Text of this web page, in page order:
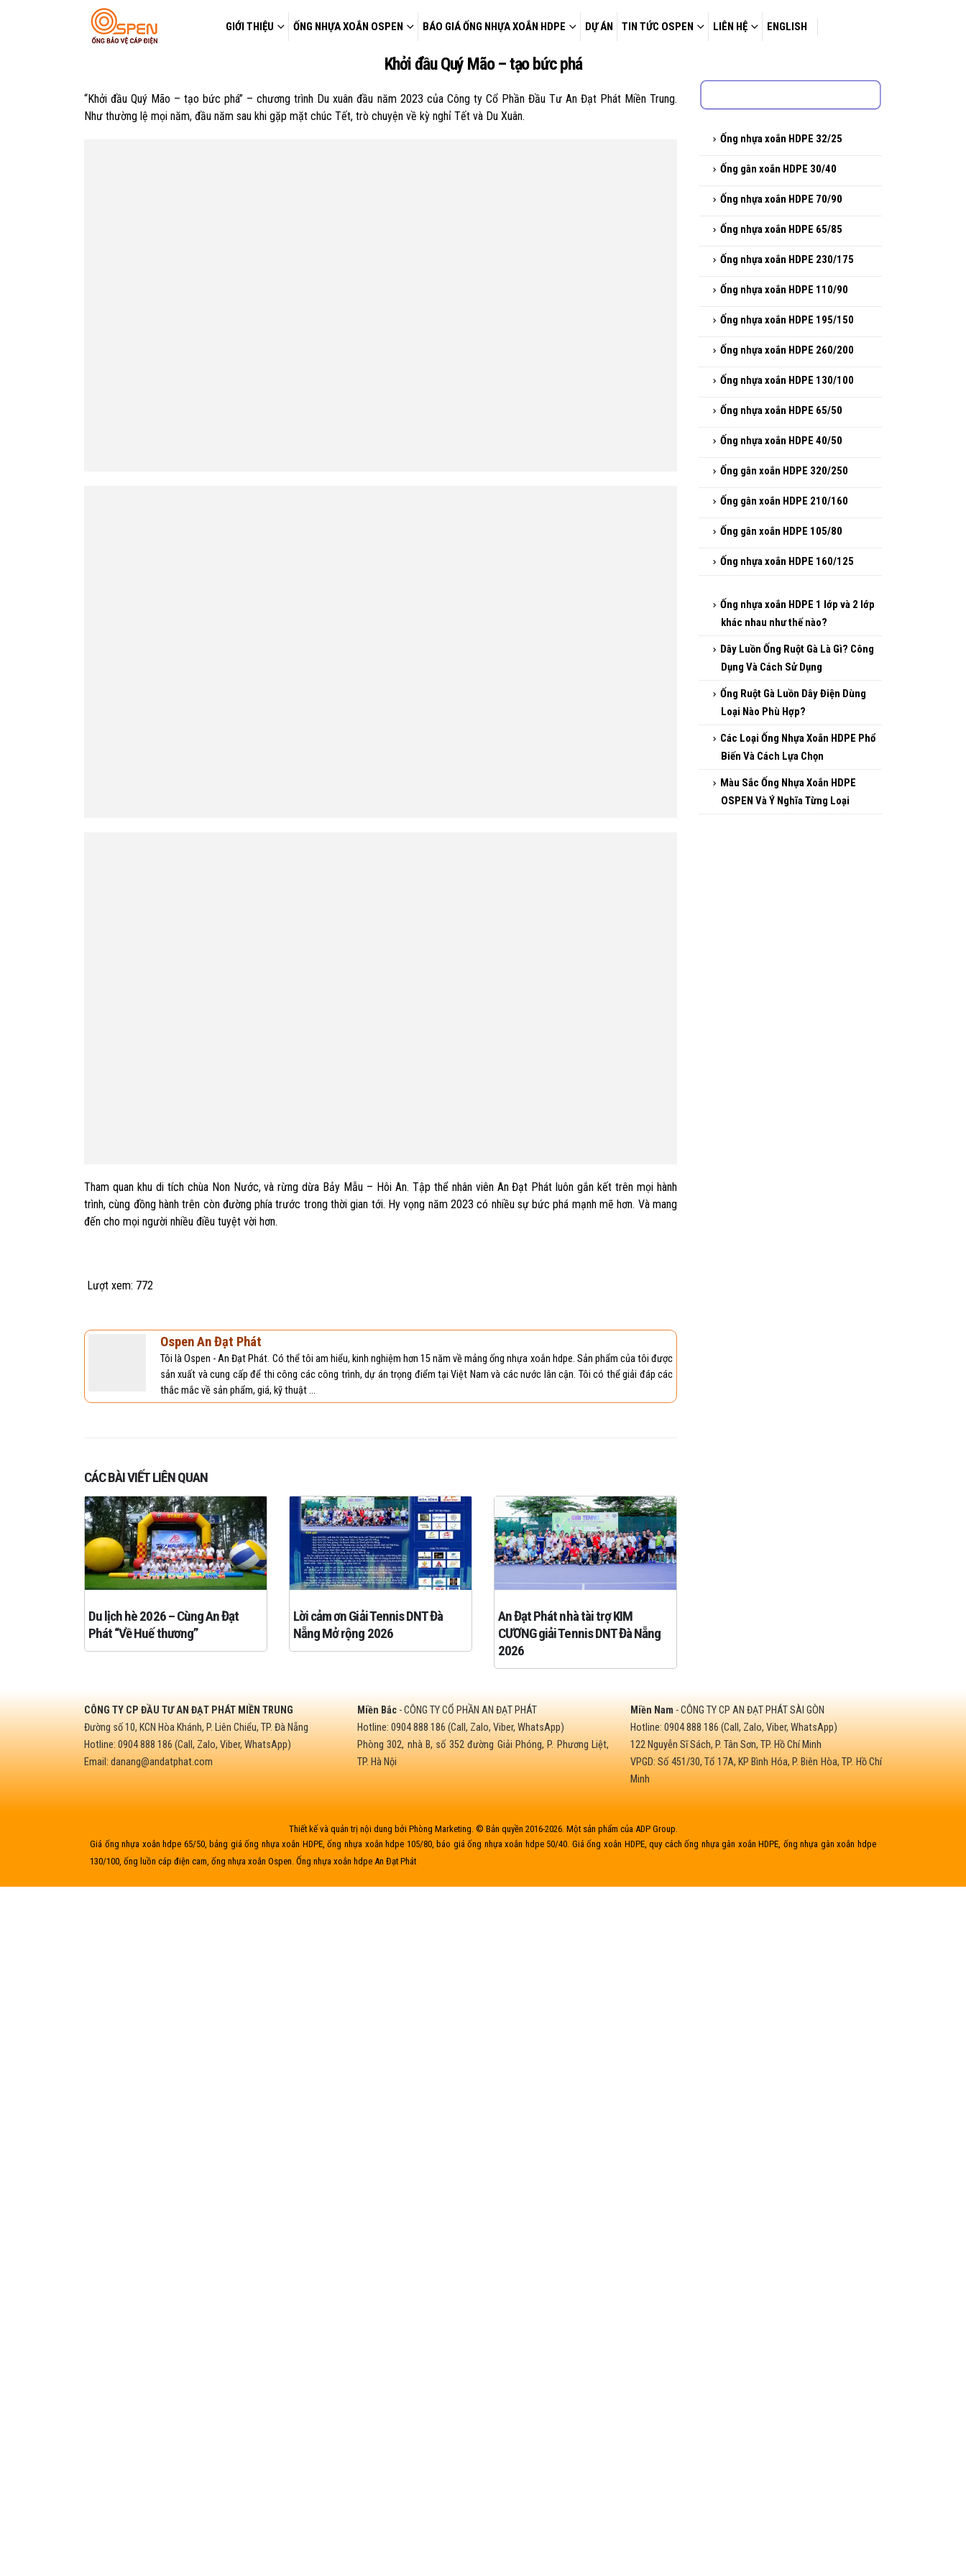
GIỚI THIỆU ỐNG NHỰA XOẮN OSPEN BÁO GIÁ ỐNG NHỰA XOẮN HDPE DỰ ÁN TIN TỨC OSPEN LIÊN HỆ ENGLISH
Khởi đầu Quý Mão – tạo bức phá
“Khởi đầu Quý Mão – tạo bức phá” – chương trình Du xuân đầu năm 2023 của Công ty Cổ Phần Đầu Tư An Đạt Phát Miền Trung.
Như thường lệ mọi năm, đầu năm sau khi gặp mặt chúc Tết, trò chuyện về kỳ nghỉ Tết và Du Xuân.
Tham quan khu di tích chùa Non Nước, và rừng dừa Bảy Mẫu – Hôi An. Tập thể nhân viên An Đạt Phát luôn gắn kết trên mọi hành
trình, cùng đồng hành trên còn đường phía trước trong thời gian tới. Hy vọng năm 2023 có nhiều sự bức phá mạnh mẽ hơn. Và mang
đến cho mọi người nhiều điều tuyệt vời hơn.
Lượt xem: 772
Ospen An Đạt Phát
Tôi là Ospen - An Đạt Phát. Có thể tôi am hiểu, kinh nghiệm hơn 15 năm về mảng ống nhựa xoắn hdpe. Sản phẩm của tôi được
sản xuất và cung cấp để thi công các công trình, dự án trọng điểm tại Việt Nam và các nước lân cận. Tôi có thể giải đáp các
thắc mắc về sản phẩm, giá, kỹ thuật ...
CÁC BÀI VIẾT LIÊN QUAN
Du lịch hè 2026 – Cùng An Đạt
Phát “Về Huế thương”
Lời cảm ơn Giải Tennis DNT Đà
Nẵng Mở rộng 2026
An Đạt Phát nhà tài trợ KIM
CƯƠNG giải Tennis DNT Đà Nẵng
2026
Ống nhựa xoắn HDPE 32/25
Ống nhựa xoắn HDPE 65/85
Ống nhựa xoắn HDPE 230/175
Ống nhựa xoắn HDPE 195/150
Ống nhựa xoắn HDPE 260/200
Ống nhựa xoắn HDPE 65/50
Ống gân xoắn HDPE 210/160
Ống gân xoắn HDPE 105/80
Ống nhựa xoắn HDPE 160/125
Ống nhựa xoắn HDPE 1 lớp và
2 lớp khác nhau như thế nào?
Dây Luồn Ống Ruột Gà Là Gì?
Công Dụng Và Cách Sử Dụng
CÔNG TY CP ĐẦU TƯ AN ĐẠT PHÁT MIỀN TRUNG
Đường số 10, KCN Hòa Khánh, P. Liên Chiểu, TP. Đà Nẵng
Hotline: 0904 888 186 (Call, Zalo, Viber, WhatsApp)
Email: danang@andatphat.com
Miền Bắc - CÔNG TY CỔ PHẦN AN ĐẠT PHÁT
Hotline: 0904 888 186 (Call, Zalo, Viber, WhatsApp)
Phòng 302, nhà B, số 352 đường Giải Phóng, P. Phương Liệt,
TP. Hà Nội
Miền Nam - CÔNG TY CP AN ĐẠT PHÁT SÀI GÒN
Hotline: 0904 888 186 (Call, Zalo, Viber, WhatsApp)
122 Nguyễn Sĩ Sách, P. Tân Sơn, TP. Hồ Chí Minh
VPGD: Số 451/30, Tổ 17A, KP Bình Hóa, P. Biên Hòa, TP. Hồ Chí
Minh
Thiết kế và quản trị nội dung bởi Phòng Marketing. © Bản quyền 2016-2026. Một sản phẩm của ADP Group.
Giá ống nhựa xoắn hdpe 65/50, bảng giá ống nhựa xoắn HDPE, ống nhựa xoắn hdpe 105/80, báo giá ống nhựa xoắn hdpe 50/40. Giá ống xoắn HDPE, quy cách ống nhựa gân xoắn HDPE, ống nhựa gân xoắn hdpe
130/100, ống luồn cáp điện cam, ống nhựa xoắn Ospen. Ống nhựa xoắn hdpe An Đạt Phát